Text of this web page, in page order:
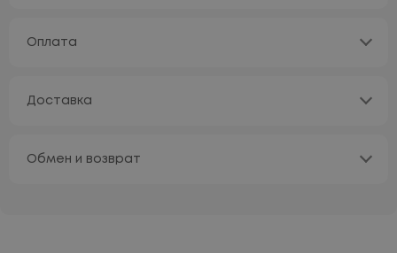
Оплата
Доставка
Обмен и возврат